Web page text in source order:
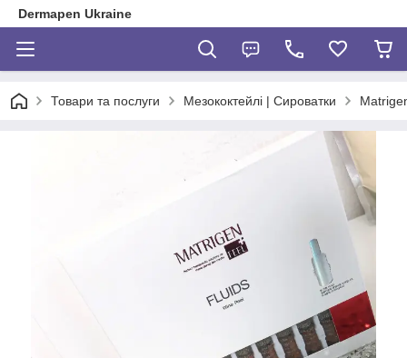
Dermapen Ukraine
Товари та послуги Мезококтейлі | Сироватки